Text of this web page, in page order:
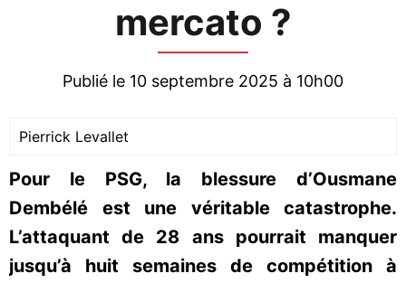
mercato ?
Publié le 10 septembre 2025 à 10h00
Pierrick Levallet
Pour le PSG, la blessure d’Ousmane
Dembélé est une véritable catastrophe.
L’attaquant de 28 ans pourrait manquer
jusqu’à huit semaines de compétition à